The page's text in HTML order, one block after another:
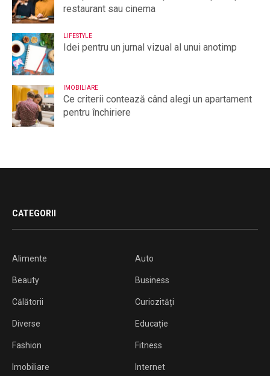
restaurant sau cinema
LIFESTYLE
Idei pentru un jurnal vizual al unui anotimp
IMOBILIARE
Ce criterii contează când alegi un apartament
pentru închiriere
CATEGORII
Alimente Auto
Beauty Business
Călătorii Curiozități
Diverse Educație
Fashion Fitness
Imobiliare Internet